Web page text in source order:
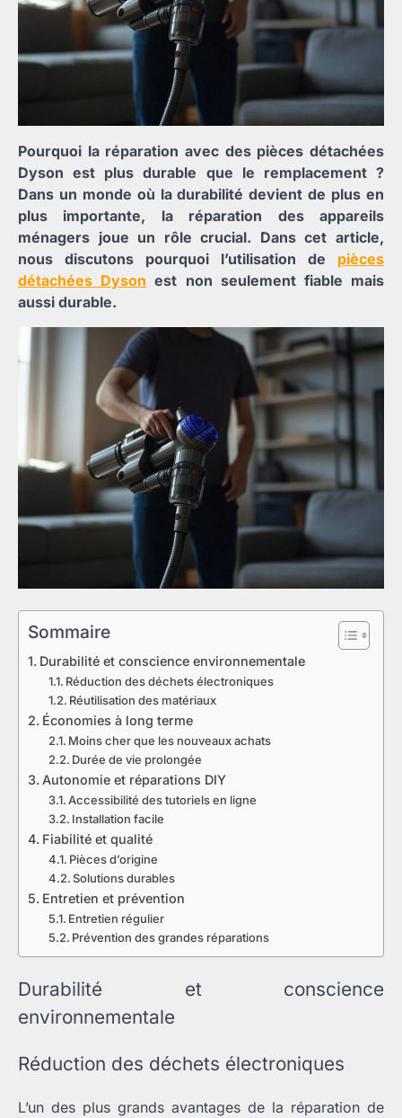
Pourquoi la réparation avec des pièces détachées
Dyson est plus durable que le remplacement ?
Dans un monde où la durabilité devient de plus en
plus importante, la réparation des appareils
ménagers joue un rôle crucial. Dans cet article,
nous discutons pourquoi l’utilisation de pièces
détachées Dyson est non seulement fiable mais
aussi durable.
Sommaire
Durabilité et conscience environnementale
Réduction des déchets électroniques
Réutilisation des matériaux
Économies à long terme
Moins cher que les nouveaux achats
Durée de vie prolongée
Autonomie et réparations DIY
Accessibilité des tutoriels en ligne
Installation facile
Fiabilité et qualité
Pièces d’origine
Solutions durables
Entretien et prévention
Entretien régulier
Prévention des grandes réparations
Durabilité et conscience
environnementale
Réduction des déchets électroniques
L’un des plus grands avantages de la réparation de